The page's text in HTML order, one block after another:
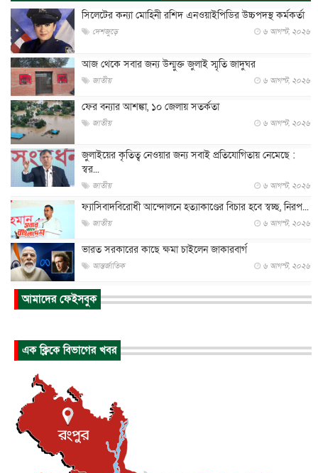
সিলেটের কন্যা মোহিনী রশিদ এনওয়াইপিডির উচ্চপদস্থ কর্মকর্তা
দেশজুড়ে ৬ আগস্ট, ২০২৬
আজ থেকে সবার জন্য উন্মুক্ত জুলাই স্মৃতি জাদুঘর
জাতীয় ৬ আগস্ট, ২০২৬
ফের বন্যার আশঙ্কা, ১০ জেলায় সতর্কতা
জাতীয় ৬ আগস্ট, ২০২৬
জুলাইয়ের কৃতিত্ব নেওয়ার জন্য সবাই প্রতিযোগিতায় নেমেছে :
স্বর...
জাতীয় ৬ আগস্ট, ২০২৬
ফ্যাসিবাদবিরোধী আন্দোলনে হত্যাকাণ্ডের বিচার হবে স্বচ্ছ, নিরপ...
জাতীয় ৬ আগস্ট, ২০২৬
ভারত সরকারের কাছে ক্ষমা চাইলেন জাকারবার্গ
আন্তর্জাতিক ৬ আগস্ট, ২০২৬
আকাশে ট্রাম্পের হেলিকপ্টার ও যাত্রীবাহী বিমান মুখোমুখি, তদন্...
আন্তর্জাতিক
আন্তর্জাতিক ৬ আগস্ট, ২০২৬
টি-টোয়েন্টি ইতিহাসের সর্বোচ্চ রানের মালিক এখন জস বাটলার
বস্তিতে কেটেছে শৈশব, আজ মুম্বাইয়ে দুই বাড়ির মালিক
আমাদের ফেইসবুক
এক ক্লিকে বিভাগের খবর